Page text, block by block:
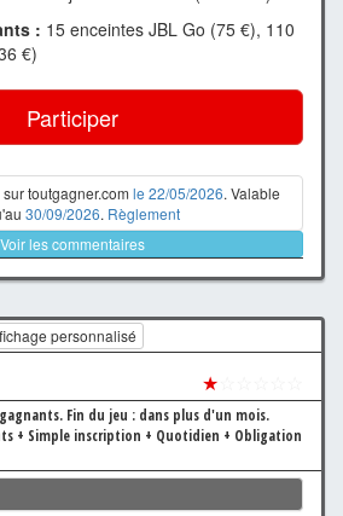
: 15 enceintes JBL Go (75 €), 110
€)
Participer
toutgagner.com le 22/05/2026. Valable
30/09/2026. Règlement
Voir les commentaires
personnalisé
★
Fin du jeu : dans plus d'un mois.
+ Simple inscription + Quotidien + Obligation